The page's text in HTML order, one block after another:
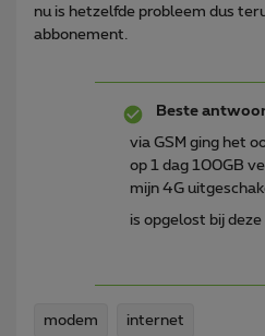
nu is hetzelfde probleem dus
abbonement.
Beste
via GSM ging het
op 1 dag 100GB
mijn 4G
is opgelost bij
modem internet